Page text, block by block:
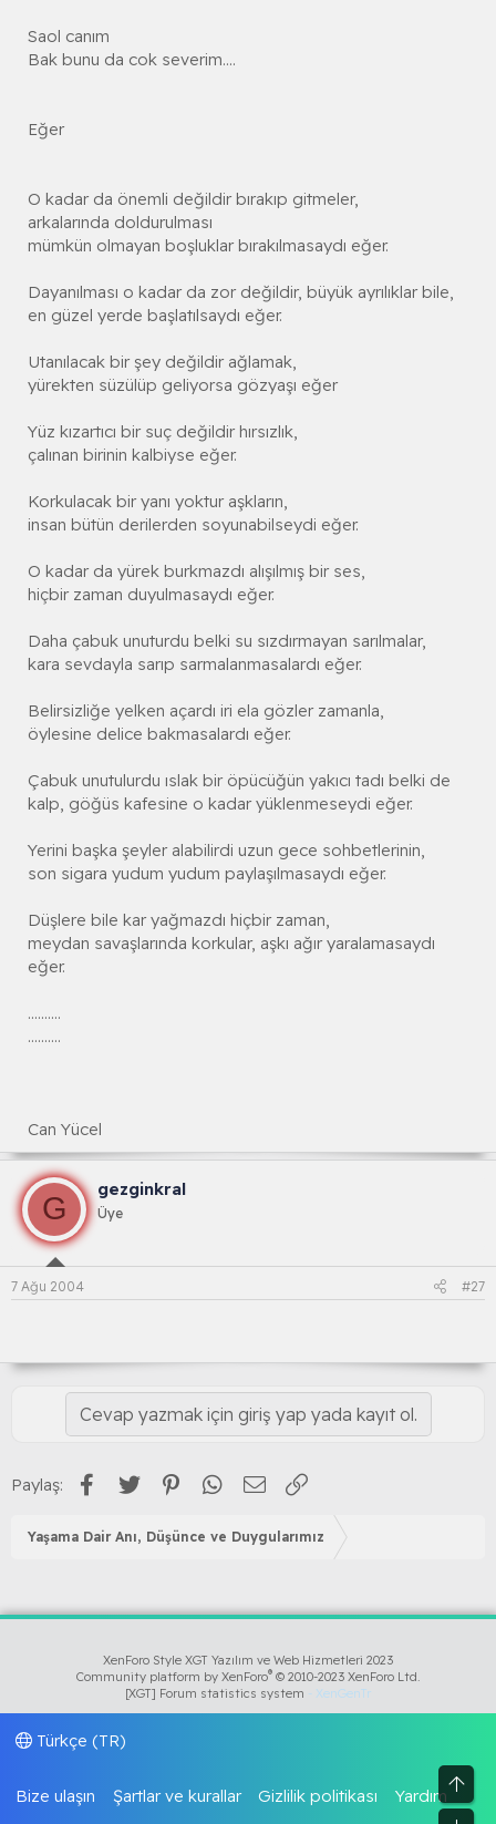
Saol canım
Bak bunu da cok severim....
Eğer
O kadar da önemli değildir bırakıp gitmeler,
arkalarında doldurulması
mümkün olmayan boşluklar bırakılmasaydı eğer.
Dayanılması o kadar da zor değildir, büyük ayrılıklar bile,
en güzel yerde başlatılsaydı eğer.
Utanılacak bir şey değildir ağlamak,
yürekten süzülüp geliyorsa gözyaşı eğer
Yüz kızartıcı bir suç değildir hırsızlık,
çalınan birinin kalbiyse eğer.
Korkulacak bir yanı yoktur aşkların,
insan bütün derilerden soyunabilseydi eğer.
O kadar da yürek burkmazdı alışılmış bir ses,
hiçbir zaman duyulmasaydı eğer.
Daha çabuk unuturdu belki su sızdırmayan sarılmalar,
kara sevdayla sarıp sarmalanmasalardı eğer.
Belirsizliğe yelken açardı iri ela gözler zamanla,
öylesine delice bakmasalardı eğer.
Çabuk unutulurdu ıslak bir öpücüğün yakıcı tadı belki de
kalp, göğüs kafesine o kadar yüklenmeseydi eğer.
Yerini başka şeyler alabilirdi uzun gece sohbetlerinin,
son sigara yudum yudum paylaşılmasaydı eğer.
Düşlere bile kar yağmazdı hiçbir zaman,
meydan savaşlarında korkular, aşkı ağır yaralamasaydı
eğer.
..........
..........
Can Yücel
G
gezginkral
Üye
7 Ağu 2004 #27
Cevap yazmak için giriş yap yada kayıt ol.
Paylaş: Facebook
Twitter PinterestWhatsApp
E-posta
Yaşama Dair Anı, Düşünce ve Duygularımız
Üst
XenForo Style XGT Yazılım ve Web Hizmetleri 2023
Community platform by XenForo® © 2010-2023 XenForo Ltd.
[XGT] Forum statistics system - XenGenTr
Türkçe (TR)
Bize ulaşın Şartlar ve kurallar Gizlilik politikası Yardım